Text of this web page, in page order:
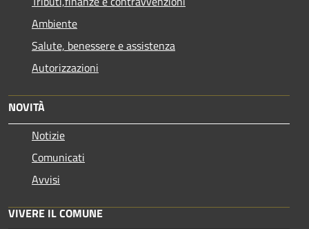
Ambiente
Salute, benessere e assistenza
Autorizzazioni
NOVITÀ
Notizie
Comunicati
Avvisi
VIVERE IL COMUNE